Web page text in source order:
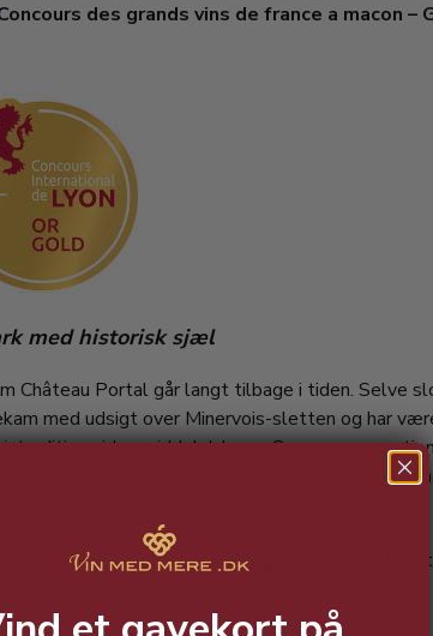
des grands vins de france a macon –
med historisk sjæl
Château Portal går langt tilbage i tiden. Selve
med udsigt over Minervois-sletten og har
siden middelalderen. Gennem
og udviklet ejendommen – ofte inden for
dyrkede man også hvede og oliven, men i